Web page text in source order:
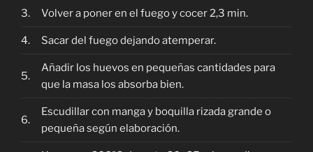
3. Volver a poner en el fuego y cocer 2,3 min.
4. Sacar del fuego dejando atemperar.
5.
Añadir los huevos en pequeñas cantidades para
que la masa los absorba bien.
6.
Escudillar con manga y boquilla rizada grande o
pequeña según elaboración.